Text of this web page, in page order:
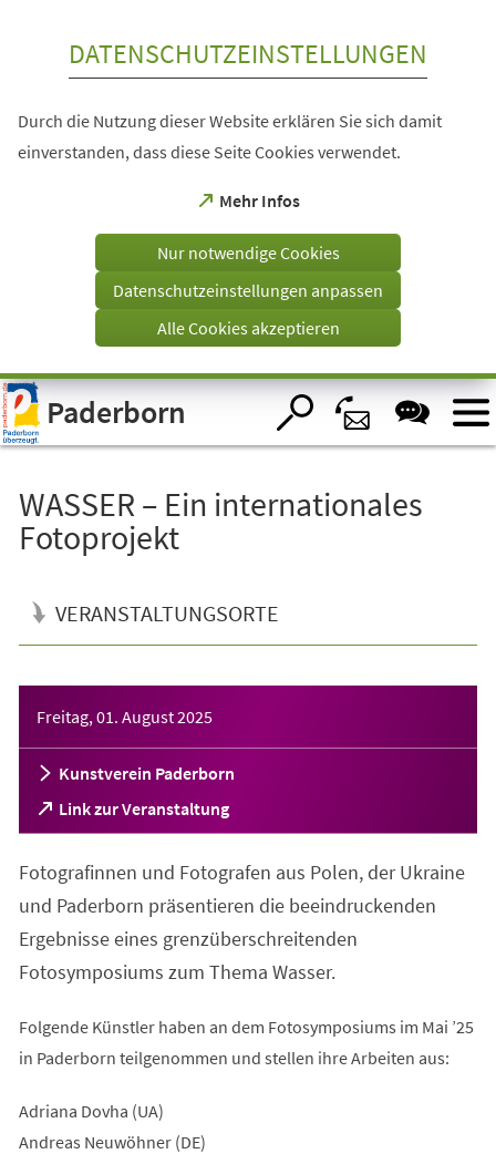
Visuelle
Assistenzsoftware
öffnen.
DATENSCHUTZEINSTELLUNGEN
Durch die Nutzung dieser Website erklären Sie sich damit
einverstanden, dass diese Seite Cookies verwendet.
Mehr Infos
(Öffnet
einem
Tab)
Nur notwendige Cookies
Datenschutzeinstellungen anpassen
Alle Cookies akzeptieren
Paderborn
WASSER – Ein internationales
Fotoprojekt
VERANSTALTUNGSORTE
Freitag, 01. August 2025
Kunstverein Paderborn
Link zur Veranstaltung
(Öffnet
in
neuen
Tab)
Fotografinnen und Fotografen aus Polen, der Ukraine
und Paderborn präsentieren die beeindruckenden
Ergebnisse eines grenzüberschreitenden
Fotosymposiums zum Thema Wasser.
Folgende Künstler haben an dem Fotosymposiums im Mai ’25
in Paderborn teilgenommen und stellen ihre Arbeiten aus:
Adriana Dovha (UA)
Andreas Neuwöhner (DE)